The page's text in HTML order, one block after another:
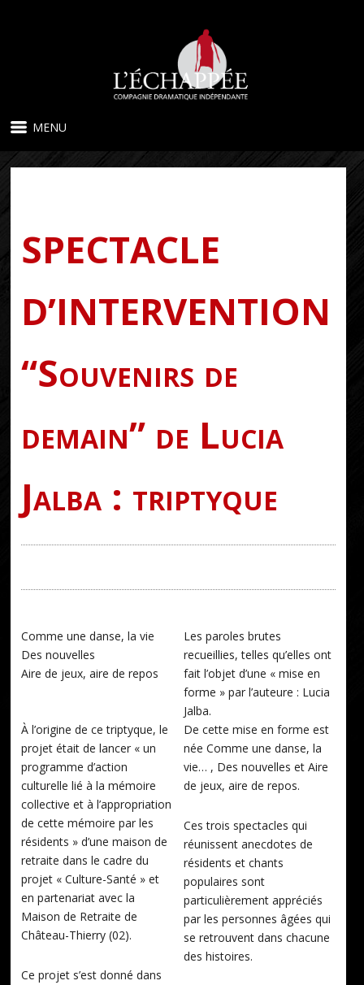
MENU
SPECTACLE
D’INTERVENTION
“Souvenirs de
demain” de Lucia
Jalba : triptyque
Comme une danse, la vie
Des nouvelles
Aire de jeux, aire de repos
À l’origine de ce triptyque, le
projet était de lancer « un
programme d’action
culturelle lié à la mémoire
collective et à l’appropriation
de cette mémoire par les
résidents » d’une maison de
retraite dans le cadre du
projet « Culture-Santé » et
en partenariat avec la
Maison de Retraite de
Château-Thierry (02).
Ce projet s’est donné dans
Les paroles brutes
recueillies, telles qu’elles ont
fait l’objet d’une « mise en
forme » par l’auteure : Lucia
Jalba.
De cette mise en forme est
née Comme une danse, la
vie… , Des nouvelles et Aire
de jeux, aire de repos.
Ces trois spectacles qui
réunissent anecdotes de
résidents et chants
populaires sont
particulièrement appréciés
par les personnes âgées qui
se retrouvent dans chacune
des histoires.